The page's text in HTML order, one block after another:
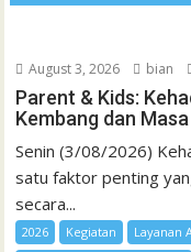
August 3, 2026 bian
Parent & Kids:
Kembang dan
Senin (3/08/2026)
satu faktor penting
secara...
2026 Kegiatan
Layanan